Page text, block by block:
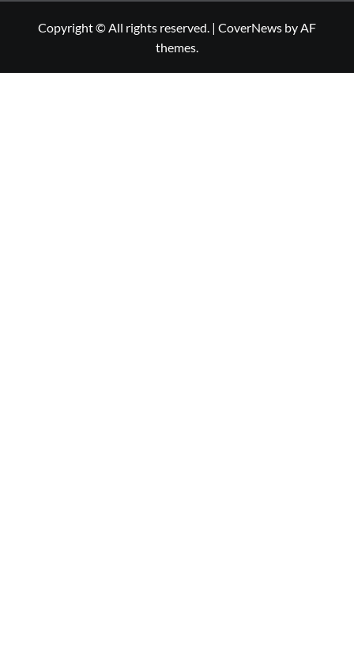
Copyright © All rights reserved. | CoverNews by AF
themes.